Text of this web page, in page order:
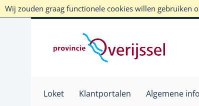
Wij zouden graag functionele cookies willen gebruiken
Loket Klantportalen Algemene